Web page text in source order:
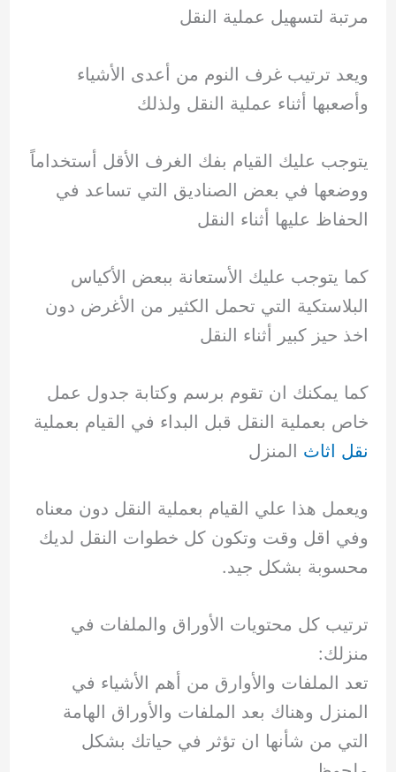
مرتبة لتسهيل عملية النقل
ويعد ترتيب غرف النوم من أعدى الأشياء
وأصعبها أثناء عملية النقل ولذلك
يتوجب عليك القيام بفك الغرف الأقل أستخداماً
ووضعها في بعض الصناديق التي تساعد في
الحفاظ عليها أثناء النقل
كما يتوجب عليك الأستعانة ببعض الأكياس
البلاستكية التي تحمل الكثير من الأغرض دون
اخذ حيز كبير أثناء النقل
كما يمكنك ان تقوم برسم وكتابة جدول عمل
خاص بعملية النقل قبل البداء في القيام بعملية
نقل اثاث المنزل
ويعمل هذا علي القيام بعملية النقل دون معناه
وفي اقل وقت وتكون كل خطوات النقل لديك
محسوبة بشكل جيد.
ترتيب كل محتويات الأوراق والملفات في
منزلك:
تعد الملفات والأوارق من أهم الأشياء في
المنزل وهناك بعد الملفات والأوراق الهامة
التي من شأنها ان تؤثر في حياتك بشكل